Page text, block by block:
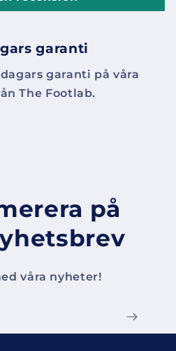
garanti
garanti på våra
The Footlab.
på
våra nyheter!